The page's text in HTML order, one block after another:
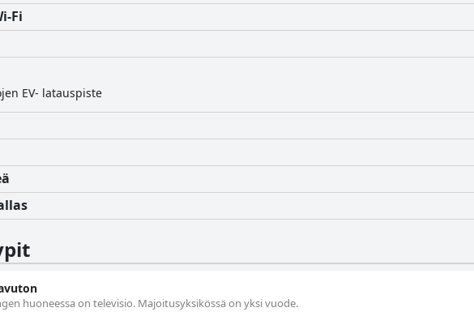
Fi
EV- latauspiste
huoneessa on televisio. Majoitusyksikössä on yksi vuode.